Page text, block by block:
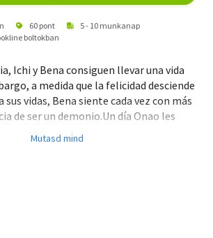
60 pont
5 - 10 munkanap
boltokban
Ichi y Bena consiguen llevar una vida
a medida que la felicidad desciende
vidas, Bena siente cada vez con más
de ser un demonio.Un día Onao les